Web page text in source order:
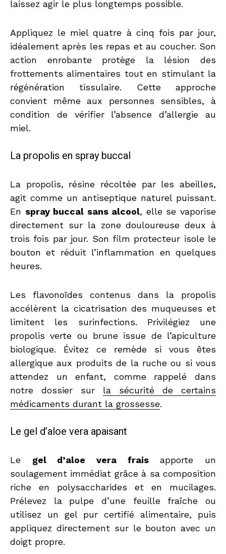
laissez agir le plus longtemps possible.
Appliquez le miel quatre à cinq fois par jour,
idéalement après les repas et au coucher. Son
action enrobante protège la lésion des
frottements alimentaires tout en stimulant la
régénération tissulaire. Cette approche
convient même aux personnes sensibles, à
condition de vérifier l’absence d’allergie au
miel.
La propolis en spray buccal
La propolis, résine récoltée par les abeilles,
agit comme un antiseptique naturel puissant.
En spray buccal sans alcool, elle se vaporise
directement sur la zone douloureuse deux à
trois fois par jour. Son film protecteur isole le
bouton et réduit l’inflammation en quelques
heures.
Les flavonoïdes contenus dans la propolis
accélèrent la cicatrisation des muqueuses et
limitent les surinfections. Privilégiez une
propolis verte ou brune issue de l’apiculture
biologique. Évitez ce remède si vous êtes
allergique aux produits de la ruche ou si vous
attendez un enfant, comme rappelé dans
notre dossier sur la sécurité de certains
médicaments durant la grossesse.
Le gel d’aloe vera apaisant
Le gel d’aloe vera fraisapporte un
soulagement immédiat grâce à sa composition
riche en polysaccharides et en mucilages.
Prélevez la pulpe d’une feuille fraîche ou
utilisez un gel pur certifié alimentaire, puis
appliquez directement sur le bouton avec un
doigt propre.